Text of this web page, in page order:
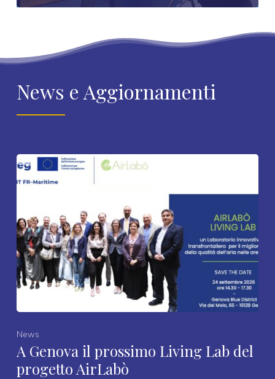
News e Aggiornamenti
News
A Genova il prossimo Living Lab del
progetto AirLabò